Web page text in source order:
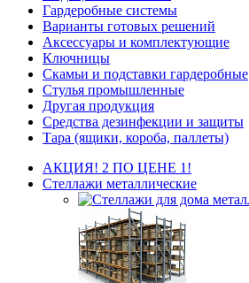
Гардеробные системы
Варианты готовых решений
Аксессуары и комплектующие
Ключницы
Скамьи и подставки гардеробные
Стулья промышленные
Другая продукция
Средства дезинфекции и защиты
Тара (ящики, короба, паллеты)
АКЦИЯ! 2 ПО ЦЕНЕ 1!
Стеллажи металлические